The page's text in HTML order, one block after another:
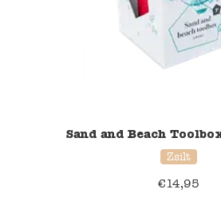
Sand and Beach
Zsilt
€14,95